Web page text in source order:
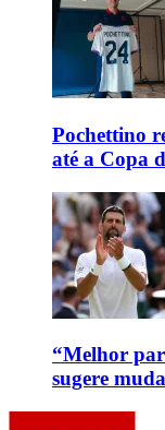
Pochettino
até a Copa
“Melhor
sugere